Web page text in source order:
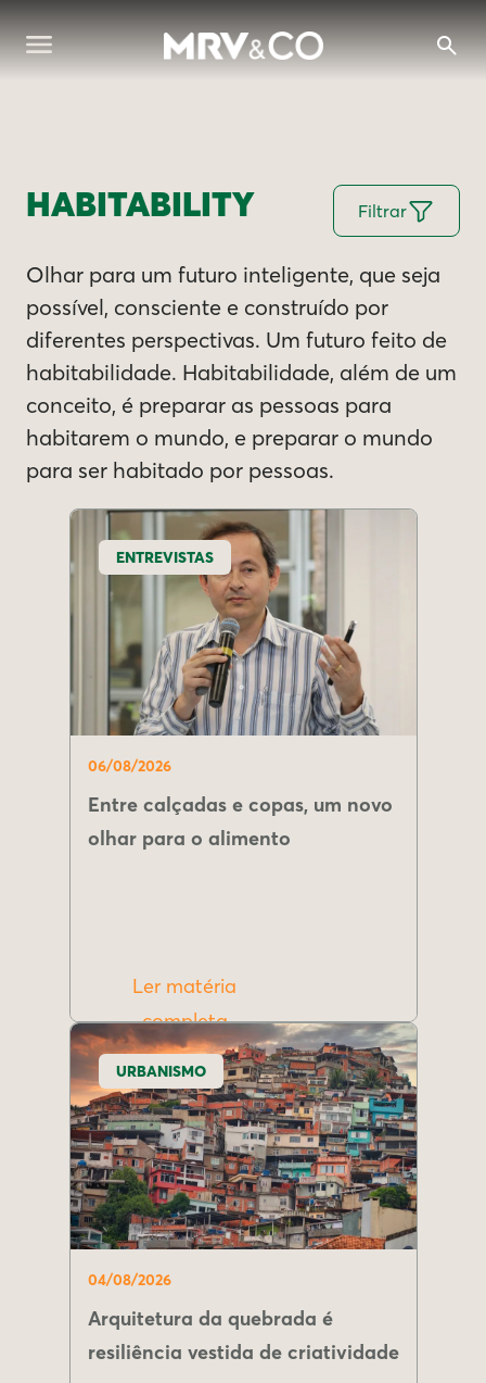
HABITABILITY Filtrar
Olhar para um futuro inteligente, que seja
possível, consciente e construído por
diferentes perspectivas. Um futuro feito de
habitabilidade. Habitabilidade, além de um
conceito, é preparar as pessoas para
habitarem o mundo, e preparar o mundo
para ser habitado por pessoas.
ENTREVISTAS
06/08/2026
Entre calçadas e copas, um novo
olhar para o alimento
Ler matéria
completa
URBANISMO
04/08/2026
Arquitetura da quebrada é
resiliência vestida de criatividade